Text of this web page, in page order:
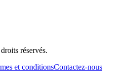
réservés.
et conditionsContactez-nous